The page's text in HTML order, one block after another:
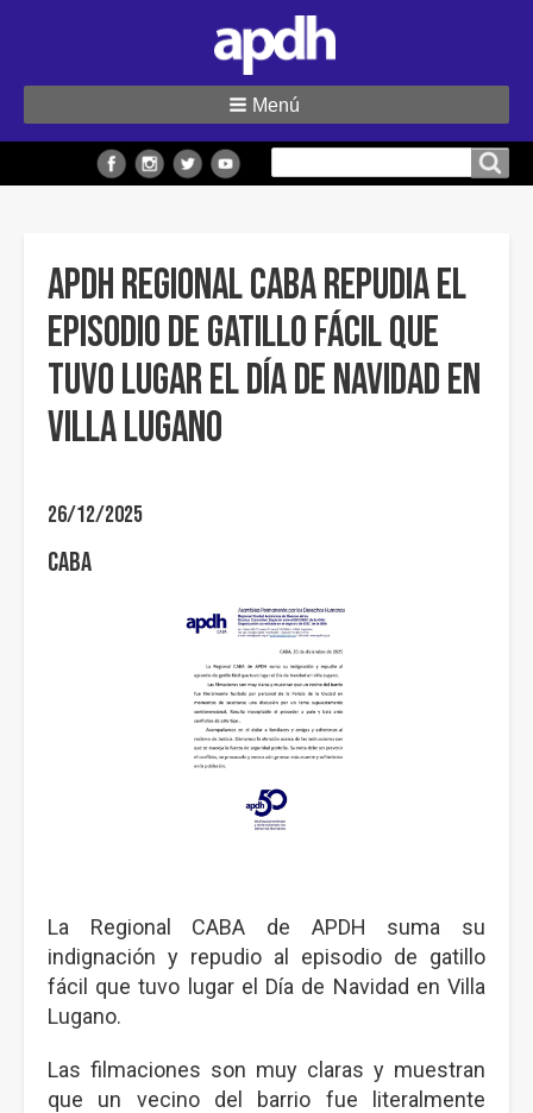
sitio
Menú
APDH Regional Caba repudia el
episodio de gatillo fácil que
tuvo lugar el Día de Navidad en
Villa Lugano
26/12/2025
CABA
La Regional CABA de APDH suma su
indignación y repudio al episodio de gatillo
fácil que tuvo lugar el Día de Navidad en Villa
Lugano.
Las filmaciones son muy claras y muestran
que un vecino del barrio fue literalmente